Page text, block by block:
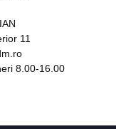
11
8.00-16.00